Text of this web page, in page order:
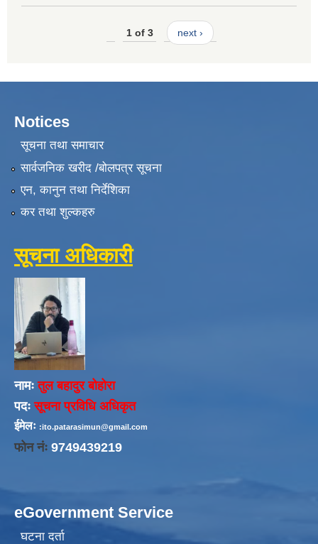
1 of 3 next ›
Notices
सूचना तथा समाचार
सार्वजनिक खरीद /बोलपत्र सूचना
एन, कानुन तथा निर्देशिका
कर तथा शुल्कहरु
सूचना अधिकारी
नामःतुल बहादुर बोहोरा
पदःसूचना प्रविधि अधिकृत
ईमेलः :ito.patarasimun@gmail.com
फोन नंः 9749439219
eGovernment Service
घटना दर्ता